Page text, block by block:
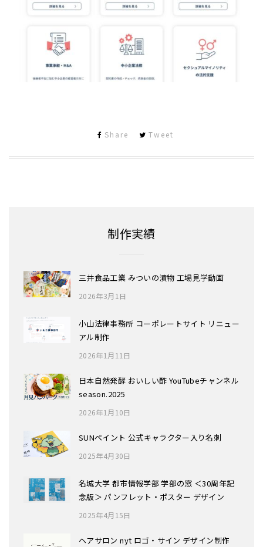
Share Tweet
制作実績
三井食品工業 みついの漬物 工場見学動画
2026年3月1日
小山法律事務所 コーポレートサイト リニュー
アル制作
2026年1月11日
日本自然発酵 おいしい酢 YouTubeチャンネル
season.2025
2026年1月10日
SUNペイント 公式キャラクター入り名刺
2025年4月30日
名城大学 都市情報学部 学部の窓 ＜30周年記
念版＞ パンフレット・ポスター デザイン
2025年4月15日
ヘアサロン nyt ロゴ・サイン デザイン制作